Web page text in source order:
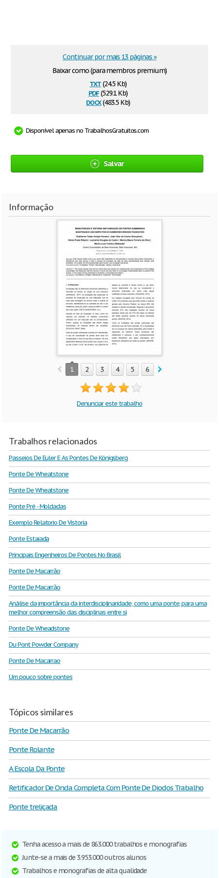
Baixar como (para membros premium)
txt(24.5 Kb)
pdf(529.1 Kb)
docx(483.5 Kb)
Continuar por mais 13 páginas »
Disponível apenas no TrabalhosGratuitos.com
Salvar
Informação
1 2 3 4 5 6 7
Denunciar este trabalho
Trabalhos relacionados
Passeios De Euler E As Pontes De Königsberg
Ponte De Wheatstone
Ponte De Wheatstone
Ponte Pré - Moldadas
Exemplo Relatorio De Vistoria
Ponte Estaiada
Principais Engenheiros De Pontes No Brasil
Ponte De Macarrão
Ponte De Macarrão
Análise da importância da interdisciplinaridade, como uma ponte, para uma
melhor compreensão das disciplinas entre si
Ponte De Wheadstone
Du Pont Powder Company
Ponte De Macarrao
Um pouco sobre pontes
Tópicos similares
Ponte De Macarrão
Ponte Rolante
A Escola Da Ponte
Retificador De Onda Completa Com Ponte De Diodos Trabalho
Ponte treliçada
Tenha acesso a mais de 863.000 trabalhos e monografias
Junte-se a mais de 3.953.000 outros alunos
Trabalhos e monografias de alta qualidade